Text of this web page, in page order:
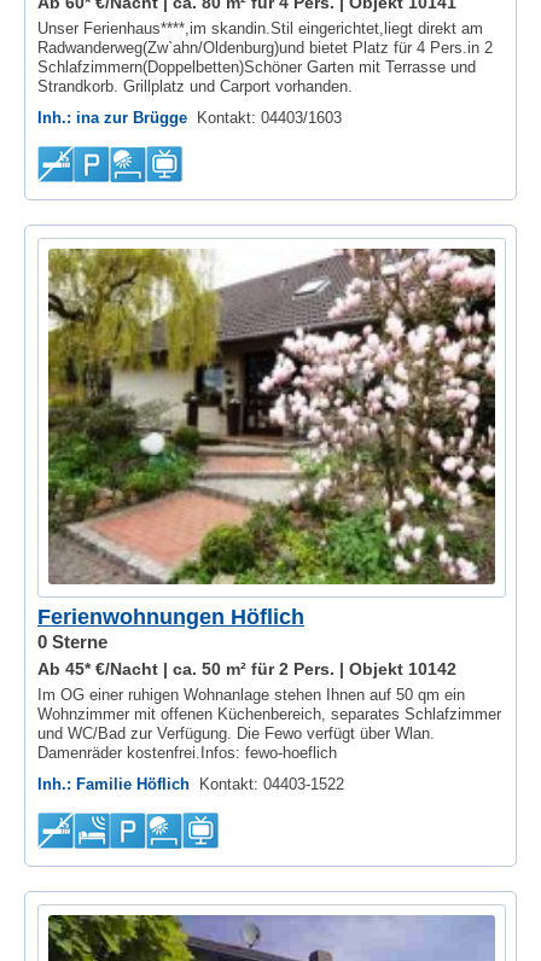
Unser Ferienhaus****,im skandin.Stil eingerichtet,liegt direkt am
Radwanderweg(Zw`ahn/Oldenburg)und bietet Platz für 4 Pers.in 2
Schlafzimmern(Doppelbetten)Schöner Garten mit Terrasse und
Strandkorb. Grillplatz und Carport vorhanden.
Inh.: ina zur Brügge
Kontakt: 04403/1603
Ferienwohnungen Höflich
0 Sterne
Ab 45* €/Nacht | ca. 50 m² für 2 Pers. | Objekt 10142
Im OG einer ruhigen Wohnanlage stehen Ihnen auf 50 qm ein
Wohnzimmer mit offenen Küchenbereich, separates Schlafzimmer
und WC/Bad zur Verfügung. Die Fewo verfügt über Wlan.
Damenräder kostenfrei.Infos: fewo-hoeflich
Inh.: Familie Höflich
Kontakt: 04403-1522